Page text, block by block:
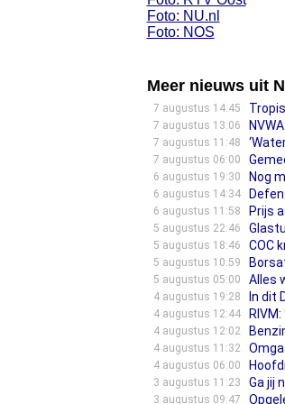
Foto: NU.nl
Foto: NOS
Meer nieuws uit
7 augustus 14:45
7 augustus 13:06
7 augustus 11:48
7 augustus 06:00
6 augustus 19:30 Nog
6 augustus 14:34
6 augustus 11:58 Prijs
5 augustus 22:46
5 augustus 18:46 COC
5 augustus 10:59
5 augustus 05:00 Alles
4 augustus 19:28 In dit
4 augustus 12:44
4 augustus 12:02
4 augustus 11:32
4 augustus 06:00
3 augustus 11:23 Ga jij
3 augustus 09:47